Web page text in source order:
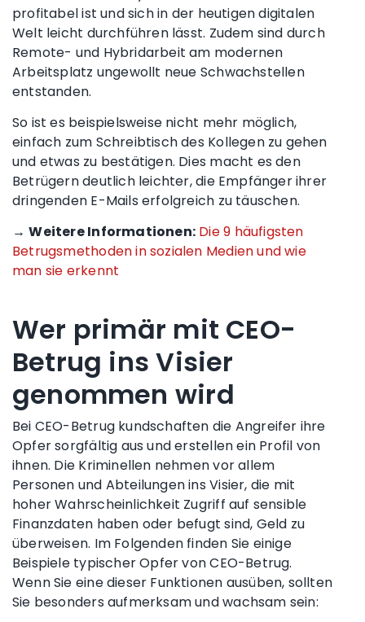
profitabel ist und sich in der heutigen digitalen
Welt leicht durchführen lässt. Zudem sind durch
Remote- und Hybridarbeit am modernen
Arbeitsplatz ungewollt neue Schwachstellen
entstanden.
So ist es beispielsweise nicht mehr möglich,
einfach zum Schreibtisch des Kollegen zu gehen
und etwas zu bestätigen. Dies macht es den
Betrügern deutlich leichter, die Empfänger ihrer
dringenden E-Mails erfolgreich zu täuschen.
→Weitere Informationen: Die 9 häufigsten
Betrugsmethoden in sozialen Medien und wie
man sie erkennt
Wer primär mit CEO-
Betrug ins Visier
genommen wird
Bei CEO-Betrug kundschaften die Angreifer ihre
Opfer sorgfältig aus und erstellen ein Profil von
ihnen. Die Kriminellen nehmen vor allem
Personen und Abteilungen ins Visier, die mit
hoher Wahrscheinlichkeit Zugriff auf sensible
Finanzdaten haben oder befugt sind, Geld zu
überweisen. Im Folgenden finden Sie einige
Beispiele typischer Opfer von CEO-Betrug.
Wenn Sie eine dieser Funktionen ausüben, sollten
Sie besonders aufmerksam und wachsam sein: